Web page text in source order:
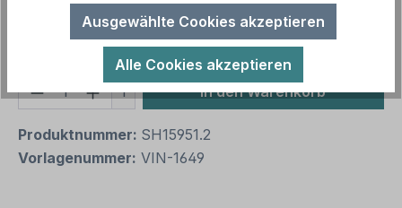
Aufgrund von Neuberechnungen im Warenkorb sind
abweichende Endpreise möglich.
Produkt Anzahl: Gib den gewünschten
1 In den Warenkorb
Produktnummer: SH15951.2
Vorlagenummer: VIN-1649
Ausgewählte Cookies akzeptieren
Alle Cookies akzeptieren